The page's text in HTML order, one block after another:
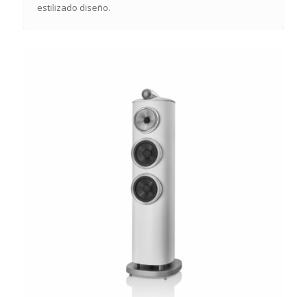
estilizado diseño.